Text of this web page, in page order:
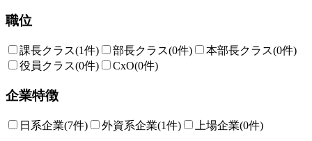
職位
課長クラス(1件) 部長クラス(0件) 本部長クラス(0件)
役員クラス(0件) CxO(0件)
企業特徴
日系企業(7件) 外資系企業(1件) 上場企業(0件)